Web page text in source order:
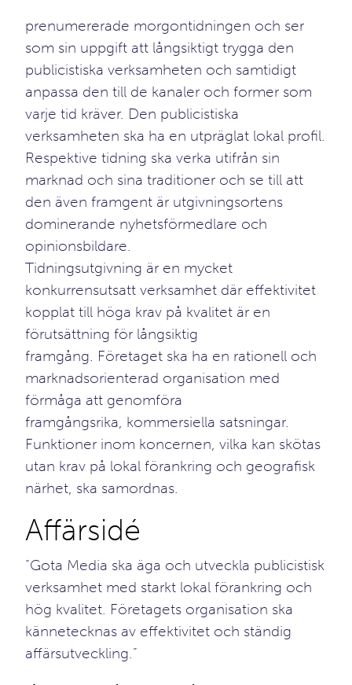
prenumererade morgontidningen och ser
som sin uppgift att långsiktigt trygga den
publicistiska verksamheten och samtidigt
anpassa den till de kanaler och former som
varje tid kräver. Den publicistiska
verksamheten ska ha en utpräglat lokal profil.
Respektive tidning ska verka utifrån sin
marknad och sina traditioner och se till att
den även framgent är utgivningsortens
dominerande nyhetsförmedlare och
opinionsbildare.
Tidningsutgivning är en mycket
konkurrensutsatt verksamhet där effektivitet
kopplat till höga krav på kvalitet är en
förutsättning för långsiktig
framgång. Företaget ska ha en rationell och
marknadsorienterad organisation med
förmåga att genomföra
framgångsrika, kommersiella satsningar.
Funktioner inom koncernen, vilka kan skötas
utan krav på lokal förankring och geografisk
närhet, ska samordnas.
Affärsidé
“Gota Media ska äga och utveckla publicistisk
verksamhet med starkt lokal förankring och
hög kvalitet. Företagets organisation ska
kännetecknas av effektivitet och ständig
affärsutveckling.”